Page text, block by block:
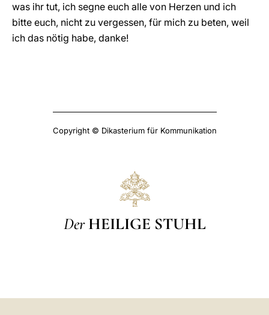
was ihr tut, ich segne euch alle von Herzen und ich
bitte euch, nicht zu vergessen, für mich zu beten, weil
ich das nötig habe, danke!
Copyright © Dikasterium für Kommunikation
Der HEILIGE STUHL